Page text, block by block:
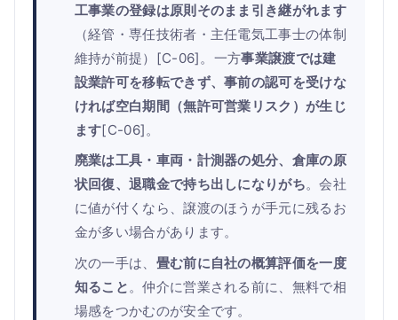
工事業の登録は原則そのまま引き継がれます
（経管・専任技術者・主任電気工事士の体制
維持が前提）[C-06]。一方事業譲渡では建
設業許可を移転できず、事前の認可を受けな
ければ空白期間（無許可営業リスク）が生じ
ます[C-06]。
廃業は工具・車両・計測器の処分、倉庫の原
状回復、退職金で持ち出しになりがち。会社
に値が付くなら、譲渡のほうが手元に残るお
金が多い場合があります。
次の一手は、 畳む前に自社の概算評価を一度
知ること 。仲介に営業される前に、無料で相
場感をつかむのが安全です。